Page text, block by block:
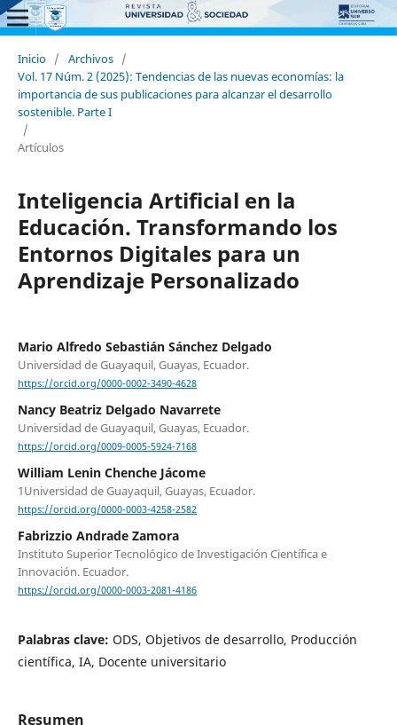
Inicio / Archivos /
Vol. 17 Núm. 2 (2025): Tendencias de las nuevas economías: la
importancia de sus publicaciones para alcanzar el desarrollo
sostenible. Parte I
/
Artículos
Inteligencia Artificial en la
Educación. Transformando los
Entornos Digitales para un
Aprendizaje Personalizado
Mario Alfredo Sebastián Sánchez Delgado
Universidad de Guayaquil, Guayas, Ecuador.
https://orcid.org/0000-0002-3490-4628
Nancy Beatriz Delgado Navarrete
Universidad de Guayaquil, Guayas, Ecuador.
https://orcid.org/0009-0005-5924-7168
William Lenin Chenche Jácome
1Universidad de Guayaquil, Guayas, Ecuador.
https://orcid.org/0000-0003-4258-2582
Fabrizzio Andrade Zamora
Instituto Superior Tecnológico de Investigación Científica e
Innovación. Ecuador.
https://orcid.org/0000-0003-2081-4186
Palabras clave: ODS, Objetivos de desarrollo, Producción
científica, IA, Docente universitario
Resumen